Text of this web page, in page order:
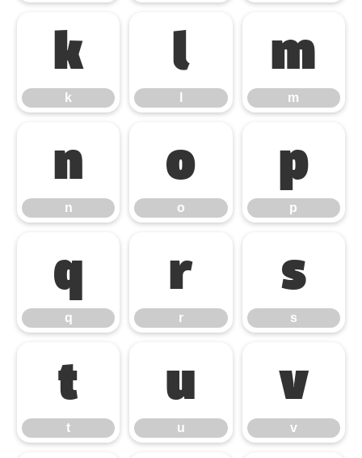
k
k
l m
m
n
n
o
o
p
p
q
q
r
r
s
s
t
t
u
u
v
v